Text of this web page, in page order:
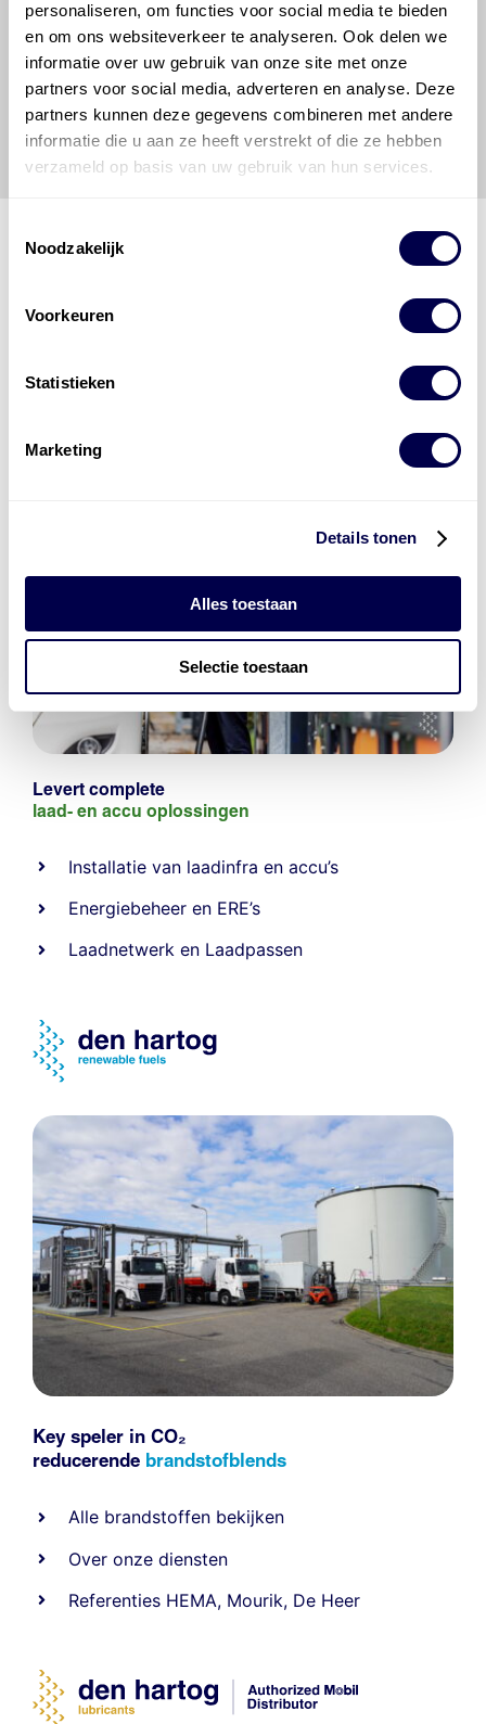
personaliseren, om functies voor social media te bieden
en om ons websiteverkeer te analyseren. Ook delen we
informatie over uw gebruik van onze site met onze
partners voor social media, adverteren en analyse. Deze
partners kunnen deze gegevens combineren met andere
informatie die u aan ze heeft verstrekt of die ze hebben
verzameld op basis van uw gebruik van hun services.
Noodzakelijk
Voorkeuren
Statistieken
Marketing
Details tonen
Alles toestaan
Selectie toestaan
om de vereiste onderhoudswerkzaamheden op een
veilige en verantwoorde manier uit te voeren. Hij/zij
vrijwaart en indemniseert de uitgever enDen Hartog
Energiesvoor enig verlies, letsel, claim en schade
veroorzaakt door een onjuiste interpretatie of een
onjuist gebruik van de gepubliceerde gegevens.
Levert complete
laad- en accu oplossingen
Installatie van laadinfra en accu’s
Energiebeheer en ERE’s
Laadnetwerk en Laadpassen
Key speler in CO₂
reducerende brandstofblends
Alle brandstoffen bekijken
Over onze diensten
Referenties HEMA, Mourik, De Heer